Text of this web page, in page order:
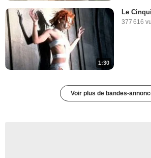
1:30
Le
377 616
Voir plus de bandes-